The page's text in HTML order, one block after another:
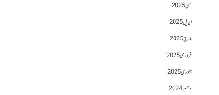
مئی 2025
اپریل 2025
مارچ 2025
فروری 2025
جنوری 2025
دسمبر 2024